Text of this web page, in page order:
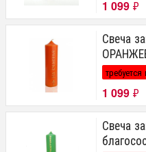
1 099 ₽
Свеча
1 099 ₽
Свеча